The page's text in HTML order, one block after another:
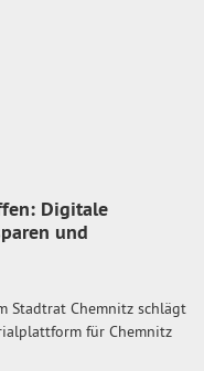
Digitale
und
Stadtrat Chemnitz schlägt
für Chemnitz